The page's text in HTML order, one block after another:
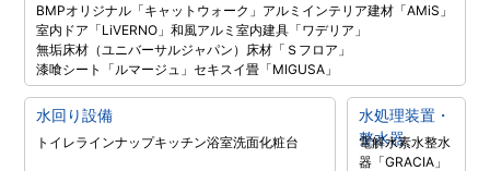
BMPオリジナル「キャットウォーク」 アルミインテリア建材「AMiS」
室内ドア「LiVERNO」和風アルミ室内建具「ワデリア」
無垢床材（ユニバーサルジャパン） 床材「Ｓフロア」
漆喰シート「ルマージュ」セキスイ畳「MIGUSA」
水回り設備
トイレラインナップキッチン浴室洗面化粧台
水処理装置・
整水器
電解水素水整水
器「GRACIA」